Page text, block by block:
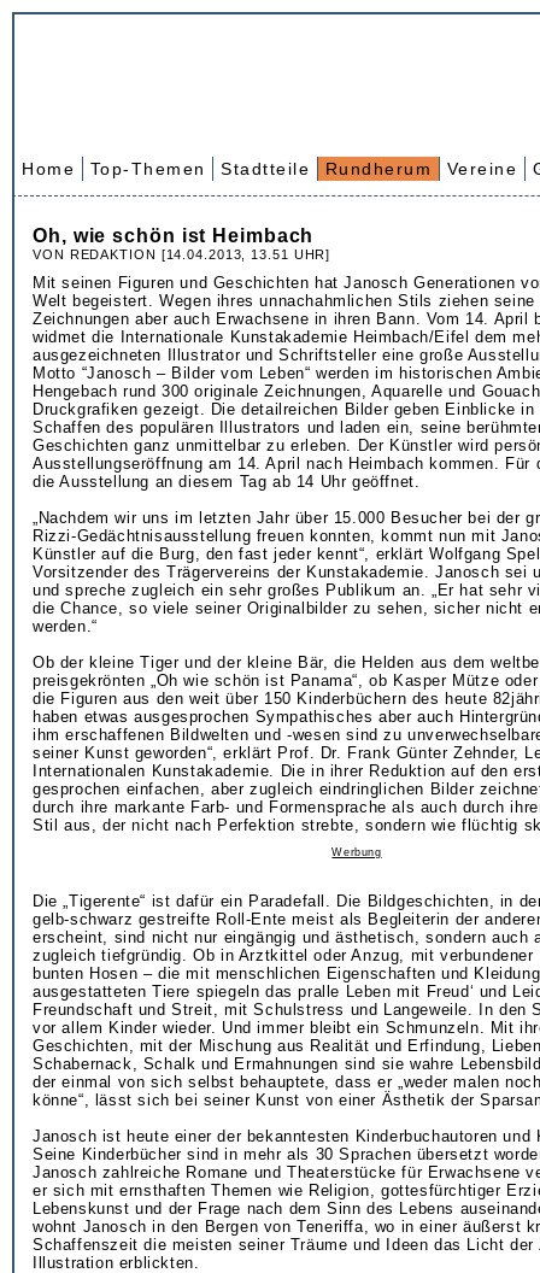
Home Top-Themen Stadtteile Rundherum Vereine
Oh, wie schön ist Heimbach
VON REDAKTION [14.04.2013, 13.51 UHR]
Mit seinen Figuren und Geschichten hat Janosch Generationen
Welt begeistert. Wegen ihres unnachahmlichen Stils ziehen
Zeichnungen aber auch Erwachsene in ihren Bann. Vom 14. April
widmet die Internationale Kunstakademie Heimbach/Eifel dem
ausgezeichneten Illustrator und Schriftsteller eine große
Motto “Janosch – Bilder vom Leben“ werden im historischen
Hengebach rund 300 originale Zeichnungen, Aquarelle und
Druckgrafiken gezeigt. Die detailreichen Bilder geben Einblicke
Schaffen des populären Illustrators und laden ein, seine
Geschichten ganz unmittelbar zu erleben. Der Künstler wird
Ausstellungseröffnung am 14. April nach Heimbach kommen. Für
die Ausstellung an diesem Tag ab 14 Uhr geöffnet.
„Nachdem wir uns im letzten Jahr über 15.000 Besucher bei der
Rizzi-Gedächtnisausstellung freuen konnten, kommt nun mit
Künstler auf die Burg, den fast jeder kennt“, erklärt Wolfgang
Vorsitzender des Trägervereins der Kunstakademie. Janosch sei
und spreche zugleich ein sehr großes Publikum an. „Er hat sehr
die Chance, so viele seiner Originalbilder zu sehen, sicher nicht
werden.“
Ob der kleine Tiger und der kleine Bär, die Helden aus dem
preisgekrönten „Oh wie schön ist Panama“, ob Kasper Mütze
die Figuren aus den weit über 150 Kinderbüchern des heute
haben etwas ausgesprochen Sympathisches aber auch
ihm erschaffenen Bildwelten und -wesen sind zu
seiner Kunst geworden“, erklärt Prof. Dr. Frank Günter Zehnder,
Internationalen Kunstakademie. Die in ihrer Reduktion auf den
gesprochen einfachen, aber zugleich eindringlichen Bilder
durch ihre markante Farb- und Formensprache als auch durch
Stil aus, der nicht nach Perfektion strebte, sondern wie flüchtig
Werbung
Die „Tigerente“ ist dafür ein Paradefall. Die Bildgeschichten, in
gelb-schwarz gestreifte Roll-Ente meist als Begleiterin der
erscheint, sind nicht nur eingängig und ästhetisch, sondern auch
zugleich tiefgründig. Ob in Arztkittel oder Anzug, mit verbundener
bunten Hosen – die mit menschlichen Eigenschaften und
ausgestatteten Tiere spiegeln das pralle Leben mit Freud‘ und
Freundschaft und Streit, mit Schulstress und Langeweile. In den
vor allem Kinder wieder. Und immer bleibt ein Schmunzeln. Mit
Geschichten, mit der Mischung aus Realität und Erfindung,
Schabernack, Schalk und Ermahnungen sind sie wahre
der einmal von sich selbst behauptete, dass er „weder malen
könne“, lässt sich bei seiner Kunst von einer Ästhetik der
Janosch ist heute einer der bekanntesten Kinderbuchautoren und
Seine Kinderbücher sind in mehr als 30 Sprachen übersetzt
Janosch zahlreiche Romane und Theaterstücke für Erwachsene
er sich mit ernsthaften Themen wie Religion, gottesfürchtiger
Lebenskunst und der Frage nach dem Sinn des Lebens
wohnt Janosch in den Bergen von Teneriffa, wo in einer äußerst
Schaffenszeit die meisten seiner Träume und Ideen das Licht der
Illustration erblickten.